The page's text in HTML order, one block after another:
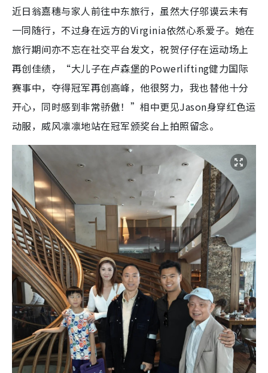
近日翁嘉穗与家人前往中东旅行，虽然大仔邬谟云未有
一同随行，不过身在远方的Virginia依然心系爱子。她在
旅行期间亦不忘在社交平台发文，祝贺仔仔在运动场上
再创佳绩，“大儿子在卢森堡的Powerlifting健力国际
赛事中，夺得冠军再创高峰，他很努力，我也替他十分
开心，同时感到非常骄傲！”相中更见Jason身穿红色运
动服，威风凛凛地站在冠军颁奖台上拍照留念。